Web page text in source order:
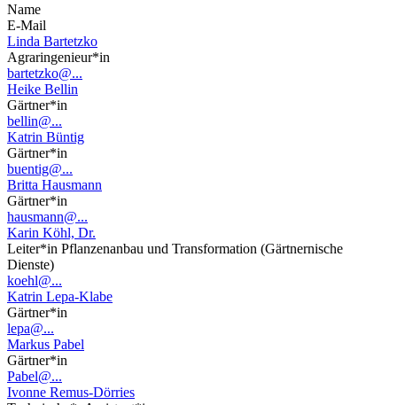
Name
E-Mail
Linda Bartetzko
Agraringenieur*in
bartetzko@...
Heike Bellin
Gärtner*in
bellin@...
Katrin Büntig
Gärtner*in
buentig@...
Britta Hausmann
Gärtner*in
hausmann@...
Karin Köhl, Dr.
Leiter*in Pflanzenanbau und Transformation (Gärtnernische
Dienste)
koehl@...
Katrin Lepa-Klabe
Gärtner*in
lepa@...
Markus Pabel
Gärtner*in
Pabel@...
Ivonne Remus-Dörries